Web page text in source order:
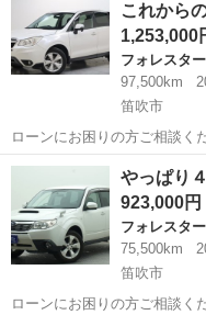
万件以上の申...
これから
1,253,000
フォレスター
97,500km
笛吹市
ローンにお困りの方ご相談くだ
ローン最大手❗️❗️❗️ ・勤続年数の短い方🆗 ・自営業をされている方🆗 ・
専業
山梨 笛吹市 フォレス
やっぱり
923,000円
フォレスター
75,500km
笛吹市
ローンにお困りの方ご相談くだ